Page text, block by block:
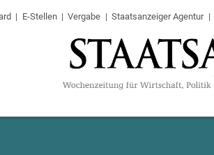
E-Stellen Vergabe Staatsanzeiger Agentur